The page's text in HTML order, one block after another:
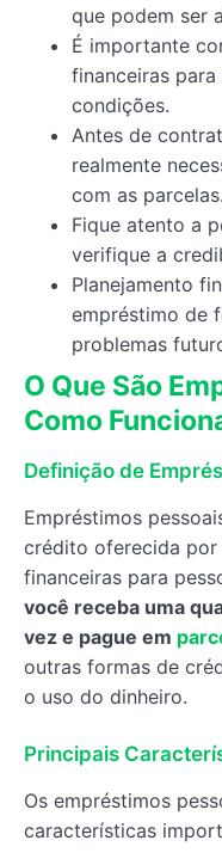
que podem ser
É importante
financeiras
condições.
Antes de
realmente
com as parcelas.
Fique atento a
verifique a
Planejamento
empréstimo de
problemas
O Que São
Como
Definição de
Empréstimos
crédito oferecida
financeiras para
você receba uma
vez e pague em
outras formas de
o uso do dinheiro.
Principais
Os empréstimos
características